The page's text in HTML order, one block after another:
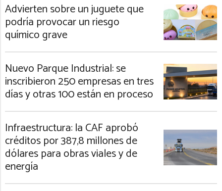
Advierten sobre un juguete que
podría provocar un riesgo
químico grave
Nuevo Parque Industrial: se
inscribieron 250 empresas en tres
días y otras 100 están en proceso
Infraestructura: la CAF aprobó
créditos por 387,8 millones de
dólares para obras viales y de
energía